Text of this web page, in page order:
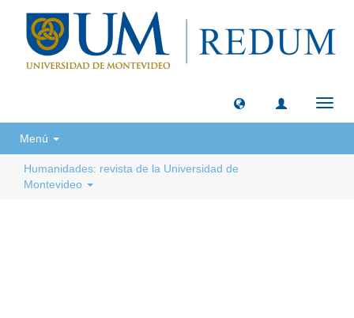
Menú
Humanidades: revista de la Universidad de
Montevideo